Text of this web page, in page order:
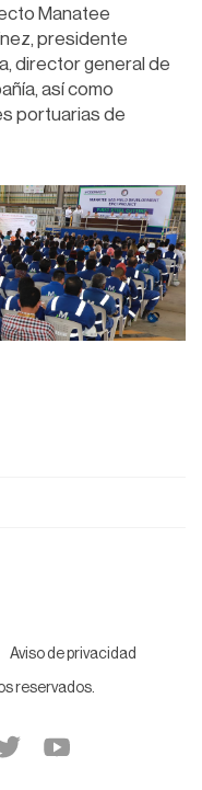
Manatee
presidente
director general de
así como
portuarias de
Aviso de privacidad
reservados.